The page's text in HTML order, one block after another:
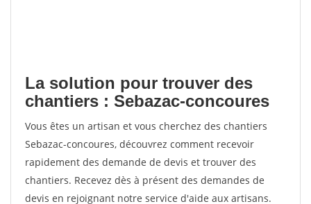
La solution pour trouver des
chantiers : Sebazac-concoures
Vous êtes un artisan et vous cherchez des chantiers
Sebazac-concoures, découvrez comment recevoir
rapidement des demande de devis et trouver des
chantiers. Recevez dès à présent des demandes de
devis en rejoignant notre service d'aide aux artisans.